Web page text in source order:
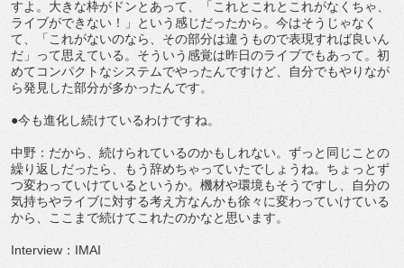
すよ。大きな枠がドンとあって、「これとこれとこれがなくちゃ、
ライブができない！」という感じだったから。今はそうじゃなく
て、「これがないのなら、その部分は違うもので表現すれば良いん
だ」って思えている。そういう感覚は昨日のライブでもあって。初
めてコンパクトなシステムでやったんですけど、自分でもやりなが
ら発見した部分が多かったんです。
●今も進化し続けているわけですね。
中野：だから、続けられているのかもしれない。ずっと同じことの
繰り返しだったら、もう辞めちゃっていたでしょうね。ちょっとず
つ変わっていけているというか。機材や環境もそうですし、自分の
気持ちやライブに対する考え方なんかも徐々に変わっていけている
から、ここまで続けてこれたのかなと思います。
Interview：IMAI